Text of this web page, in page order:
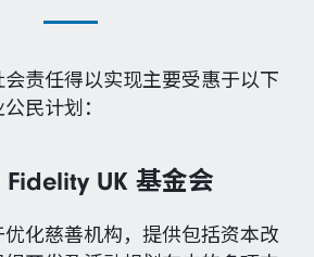
责任得以实现主要受惠于以下
民计划：
UK 基金会
化慈善机构，提供包括资本改